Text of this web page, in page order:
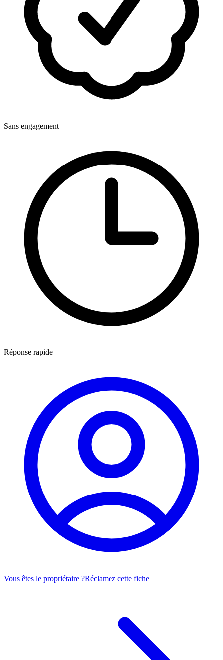
Sans engagement
Réponse rapide
Vous êtes le propriétaire ?Réclamez cette fiche